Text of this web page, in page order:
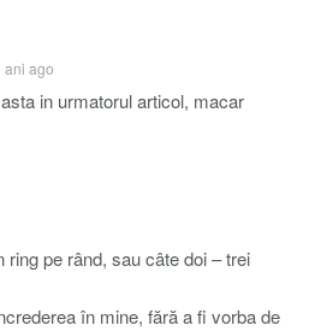
ani ago
in urmatorul articol, macar
ring pe rând, sau câte doi – trei
în mine, fără a fi vorba de